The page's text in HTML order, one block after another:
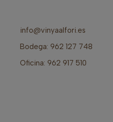
info@vinyaalfori.es
Bodega: 962 127 748
Oficina: 962 917 510